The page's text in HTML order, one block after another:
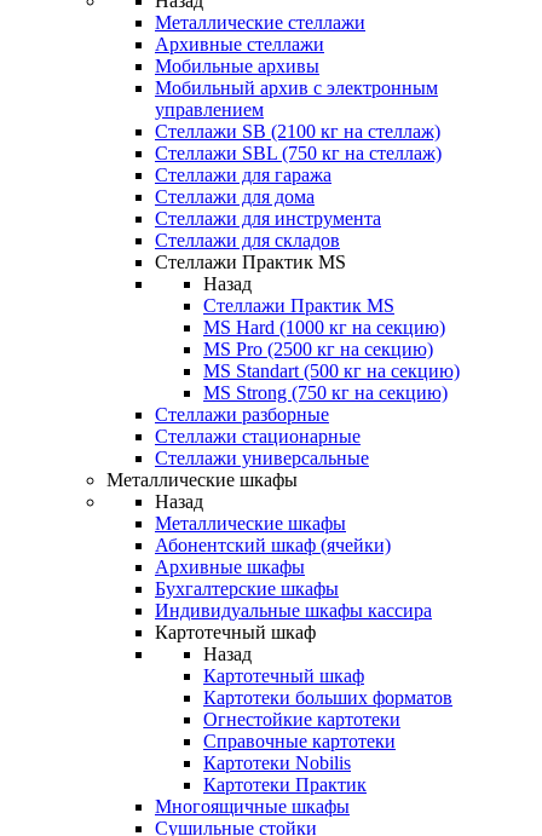
Металлические стеллажи
Архивные стеллажи
Мобильные архивы
Мобильный архив с электронным
управлением
Стеллажи SB (2100 кг на стеллаж)
Стеллажи SBL (750 кг на стеллаж)
Стеллажи для гаража
Стеллажи для дома
Стеллажи для инструмента
Стеллажи для складов
Стеллажи Практик MS
Назад
Стеллажи Практик MS
MS Hard (1000 кг на секцию)
MS Pro (2500 кг на секцию)
MS Standart (500 кг на секцию)
MS Strong (750 кг на секцию)
Стеллажи разборные
Стеллажи стационарные
Стеллажи универсальные
Металлические шкафы
Назад
Металлические шкафы
Абонентский шкаф (ячейки)
Архивные шкафы
Бухгалтерские шкафы
Индивидуальные шкафы кассира
Картотечный шкаф
Назад
Картотечный шкаф
Картотеки больших форматов
Огнестойкие картотеки
Справочные картотеки
Картотеки Nobilis
Картотеки Практик
Многоящичные шкафы
Сушильные стойки